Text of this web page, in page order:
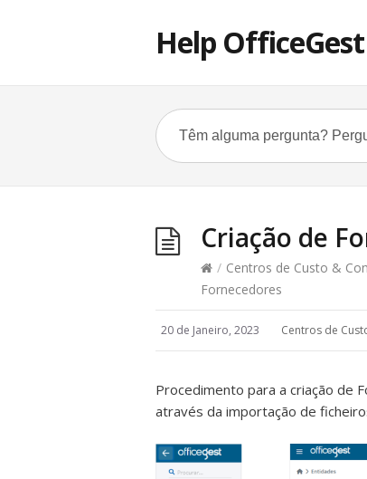
Help OfficeGest
Criação de
/ Centros de Custo &
Fornecedores
20 de Janeiro, 2023 Centros de
Procedimento para a criação de
através da importação de